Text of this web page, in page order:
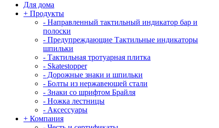
Для дома
+ Продукты
- Направленный тактильный индикатор бар и
полоски
- Предупреждающие Тактильные индикаторы
шпильки
- Тактильная тротуарная плитка
- Skatestopper
- Дорожные знаки и шпильки
- Болты из нержавеющей стали
- Знаки со шрифтом Брайля
- Ножка лестницы
- Аксессуары
+ Компания